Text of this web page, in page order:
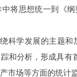
即办
将思想统一到《
学发展的主题和
和分析，形成具
市场等方面的统计